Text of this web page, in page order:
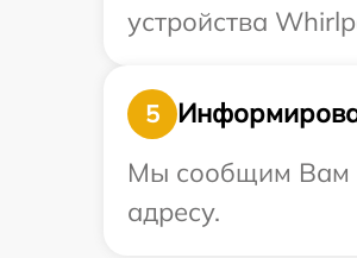
устройства
5
Мы сообщим Вам
адресу.